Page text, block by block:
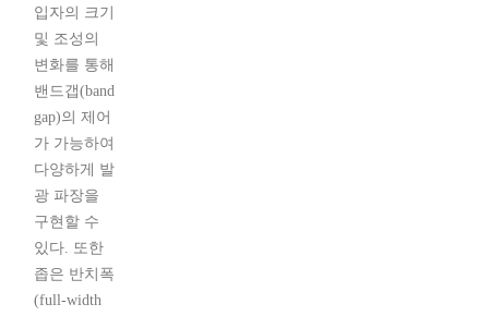
입자의 크기
및 조성의
변화를 통해
밴드갭(band
gap)의 제어
가 가능하여
다양하게 발
광 파장을
구현할 수
있다. 또한
좁은 반치폭
(full-width